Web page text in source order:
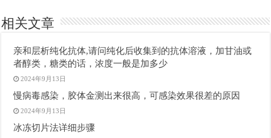
相关文章
亲和层析纯化抗体,请问纯化后收集到的抗体溶液，加甘油或
者醇类，糖类的话，浓度一般是加多少
2024年9月13日
慢病毒感染，胶体金测出来很高，可感染效果很差的原因
2024年9月13日
冰冻切片法详细步骤